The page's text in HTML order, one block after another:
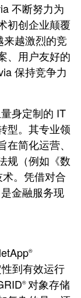
不断努力为
初创企业颠覆
来越激烈的竞
、用户友好的
保持竞争力
身定制的 IT
型。其专业领
简化运营、
规（例如《数
。凭借对合
金融服务现
®
到有效运行
® 对象存储